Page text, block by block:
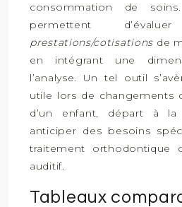
consommation de
permettent
prestations/cotisations de
en intégrant une
l’analyse. Un tel outil
utile lors de changements
d’un enfant, départ à
anticiper des besoins
traitement orthodontique
auditif.
Tableaux